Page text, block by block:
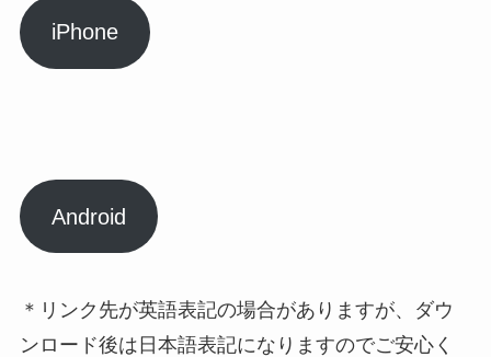
iPhone
Android
＊リンク先が英語表記の場合がありますが、ダウ
ンロード後は日本語表記になりますのでご安心く